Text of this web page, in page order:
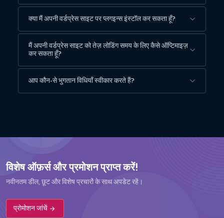
क्या मैं अपनी वर्डप्रेस साइट पर प्लगइन्स इंस्टॉल कर सकता हूँ?
मैं अपनी वर्डप्रेस साइट को तेज़ लोडिंग समय के लिए कैसे ऑप्टिमाइज़
कर सकता हूँ?
आप कौन-से भुगतान विधियाँ स्वीकार करते हैं?
विशेष ऑफ़र्स और प्रमोशन प्राप्त करें!
नवीनतम डील, छूट और विशेष प्रचारों के साथ अपडेट रहें।
प्रोमोशन जांचें